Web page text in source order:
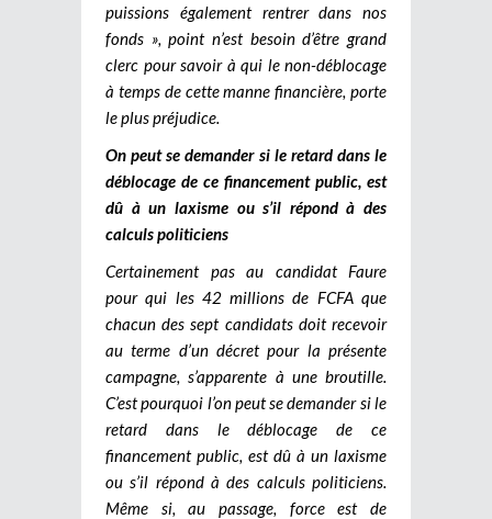
puissions également rentrer dans nos
fonds », point n’est besoin d’être grand
clerc pour savoir à qui le non-déblocage
à temps de cette manne financière, porte
le plus préjudice.
On peut se demander si le retard dans le
déblocage de ce financement public, est
dû à un laxisme ou s’il répond à des
calculs politiciens
Certainement pas au candidat Faure
pour qui les 42 millions de FCFA que
chacun des sept candidats doit recevoir
au terme d’un décret pour la présente
campagne, s’apparente à une broutille.
C’est pourquoi l’on peut se demander si le
retard dans le déblocage de ce
financement public, est dû à un laxisme
ou s’il répond à des calculs politiciens.
Même si, au passage, force est de